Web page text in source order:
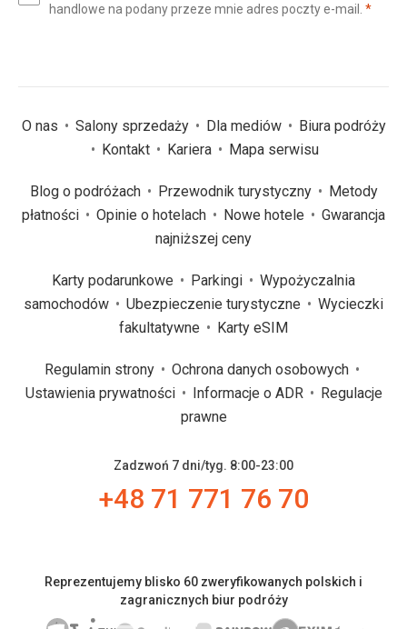
(wymagane)
handlowe na podany przeze mnie adres poczty e-mail. *
O nas Salony sprzedaży Dla mediów
Biura podróży
Kontakt
Kariera Mapa serwisu
Blog o podróżach Przewodnik turystyczny
Metody
płatności
Opinie o hotelach Nowe hotele
Gwarancja
najniższej ceny
Karty podarunkowe Parkingi
Wypożyczalnia
samochodów
Ubezpieczenie turystyczne
Wycieczki
fakultatywne
Karty eSIM
Regulamin strony
Ochrona danych osobowych
Ustawienia prywatności
Informacje o ADR
Regulacje
prawne
Zadzwoń 7 dni/tyg. 8:00-23:00
+48 71 771 76 70
Reprezentujemy blisko 60 zweryfikowanych polskich i
zagranicznych biur podróży